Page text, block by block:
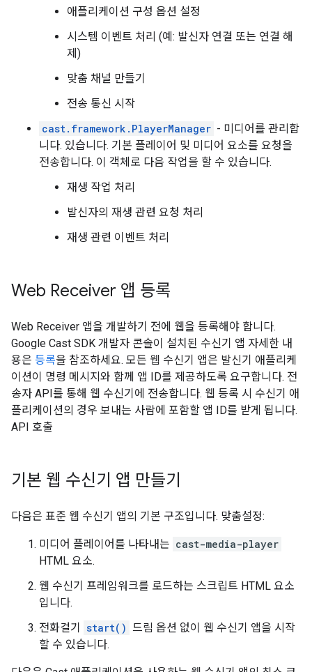
애플리케이션 구성 옵션 설정
시스템 이벤트 처리 (예: 발신자 연결 또는 연결 해
제)
맞춤 채널 만들기
전송 통신 시작
cast.framework.PlayerManager - 미디어를 관리합
니다. 있습니다. 기본 플레이어 및 미디어 요소를 요청을
전송합니다. 이 객체로 다음 작업을 할 수 있습니다.
재생 작업 처리
발신자의 재생 관련 요청 처리
재생 관련 이벤트 처리
Web Receiver 앱 등록
Web Receiver 앱을 개발하기 전에 웹을 등록해야 합니다.
Google Cast SDK 개발자 콘솔이 설치된 수신기 앱 자세한 내
용은 등록을 참조하세요. 모든 웹 수신기 앱은 발신기 애플리케
이션이 명령 메시지와 함께 앱 ID를 제공하도록 요구합니다. 전
송자 API를 통해 웹 수신기에 전송합니다. 웹 등록 시 수신기 애
플리케이션의 경우 보내는 사람에 포함할 앱 ID를 받게 됩니다.
API 호출
기본 웹 수신기 앱 만들기
다음은 표준 웹 수신기 앱의 기본 구조입니다. 맞춤설정:
미디어 플레이어를 나타내는 cast-media-player
HTML 요소.
웹 수신기 프레임워크를 로드하는 스크립트 HTML 요소
입니다.
전화걸기
start() 드림 옵션 없이 웹 수신기 앱을 시작
할 수 있습니다.